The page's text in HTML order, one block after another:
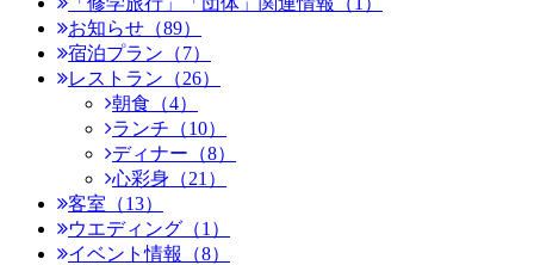
お知らせ（89）
宿泊プラン（7）
レストラン（26）
朝食（4）
ランチ（10）
ディナー（8）
心彩身（21）
客室（13）
ウエディング（1）
イベント情報（8）